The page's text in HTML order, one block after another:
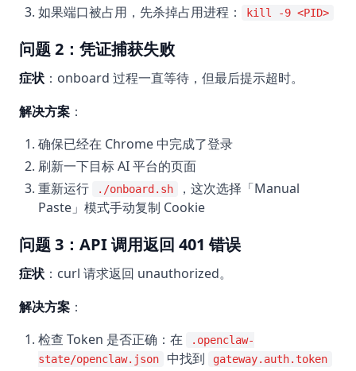
如果端口被占用，先杀掉占用进程： kill -9 <PID>
问题 2：凭证捕获失败
症状 ：onboard 过程一直等待，但最后提示超时。
解决方案 ：
确保已经在 Chrome 中完成了登录
刷新一下目标 AI 平台的页面
重新运行
./onboard.sh
，这次选择「Manual
Paste」模式手动复制 Cookie
问题 3：API 调用返回 401 错误
症状 ：curl 请求返回 unauthorized。
解决方案 ：
检查 Token 是否正确：在
.openclaw-
state/openclaw.json
中找到 gateway.auth.token